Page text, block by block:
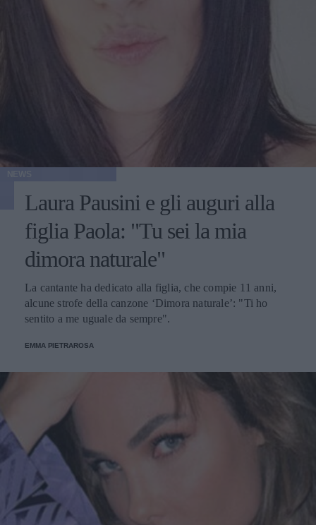
Laura Pausini e gli auguri alla
figlia Paola: "Tu sei la mia
dimora naturale"
La cantante ha dedicato alla figlia, che compie 11 anni,
alcune strofe della canzone ‘Dimora naturale’: "Ti ho
sentito a me uguale da sempre".
EMMA PIETRAROSA